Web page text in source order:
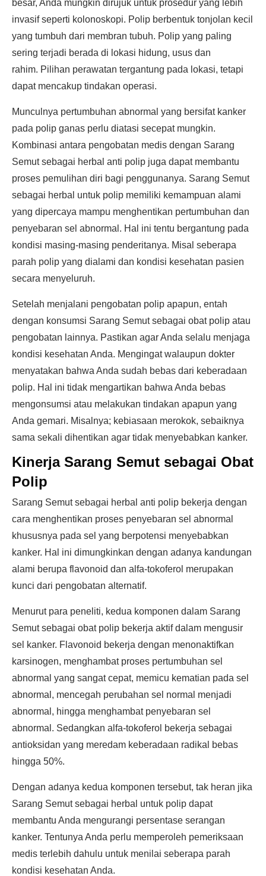
besar, Anda mungkin dirujuk untuk prosedur yang lebih
invasif seperti kolonoskopi. Polip berbentuk tonjolan kecil
yang tumbuh dari membran tubuh. Polip yang paling
sering terjadi berada di lokasi hidung, usus dan
rahim. Pilihan perawatan tergantung pada lokasi, tetapi
dapat mencakup tindakan operasi.
Munculnya pertumbuhan abnormal yang bersifat kanker
pada polip ganas perlu diatasi secepat mungkin.
Kombinasi antara pengobatan medis dengan Sarang
Semut sebagai herbal anti polip juga dapat membantu
proses pemulihan diri bagi penggunanya. Sarang Semut
sebagai herbal untuk polip memiliki kemampuan alami
yang dipercaya mampu menghentikan pertumbuhan dan
penyebaran sel abnormal. Hal ini tentu bergantung pada
kondisi masing-masing penderitanya. Misal seberapa
parah polip yang dialami dan kondisi kesehatan pasien
secara menyeluruh.
Setelah menjalani pengobatan polip apapun, entah
dengan konsumsi Sarang Semut sebagai obat polip atau
pengobatan lainnya. Pastikan agar Anda selalu menjaga
kondisi kesehatan Anda. Mengingat walaupun dokter
menyatakan bahwa Anda sudah bebas dari keberadaan
polip. Hal ini tidak mengartikan bahwa Anda bebas
mengonsumsi atau melakukan tindakan apapun yang
Anda gemari. Misalnya; kebiasaan merokok, sebaiknya
sama sekali dihentikan agar tidak menyebabkan kanker.
Kinerja Sarang Semut sebagai Obat
Polip
Sarang Semut sebagai herbal anti polip bekerja dengan
cara menghentikan proses penyebaran sel abnormal
khususnya pada sel yang berpotensi menyebabkan
kanker. Hal ini dimungkinkan dengan adanya kandungan
alami berupa flavonoid dan alfa-tokoferol merupakan
kunci dari pengobatan alternatif.
Menurut para peneliti, kedua komponen dalam Sarang
Semut sebagai obat polip bekerja aktif dalam mengusir
sel kanker. Flavonoid bekerja dengan menonaktifkan
karsinogen, menghambat proses pertumbuhan sel
abnormal yang sangat cepat, memicu kematian pada sel
abnormal, mencegah perubahan sel normal menjadi
abnormal, hingga menghambat penyebaran sel
abnormal. Sedangkan alfa-tokoferol bekerja sebagai
antioksidan yang meredam keberadaan radikal bebas
hingga 50%.
Dengan adanya kedua komponen tersebut, tak heran jika
Sarang Semut sebagai herbal untuk polip dapat
membantu Anda mengurangi persentase serangan
kanker. Tentunya Anda perlu memperoleh pemeriksaan
medis terlebih dahulu untuk menilai seberapa parah
kondisi kesehatan Anda.